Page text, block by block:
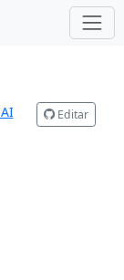
Editar